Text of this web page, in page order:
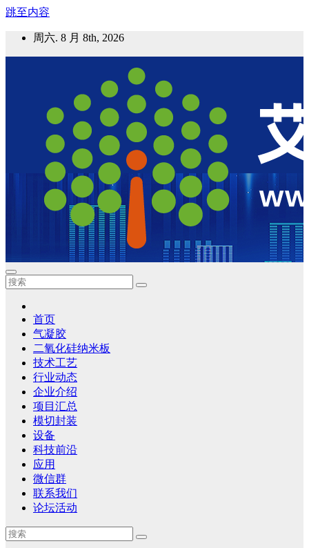
跳至内容
周六. 8 月 8th, 2026
艾邦气凝胶论坛
气凝胶材料及应用，产业链动态；气凝胶在新能源如锂电、储
首页
气凝胶
二氧化硅纳米板
技术工艺
行业动态
企业介绍
项目汇总
模切封装
设备
科技前沿
应用
微信群
联系我们
论坛活动